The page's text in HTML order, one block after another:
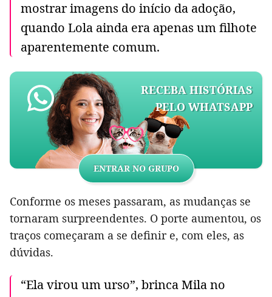
mostrar imagens do início da adoção,
quando Lola ainda era apenas um filhote
aparentemente comum.
RECEBA HISTÓRIAS
PELO WHATSAPP
ENTRAR NO GRUPO
Conforme os meses passaram, as mudanças se
tornaram surpreendentes. O porte aumentou, os
traços começaram a se definir e, com eles, as
dúvidas.
“Ela virou um urso”, brinca Mila no